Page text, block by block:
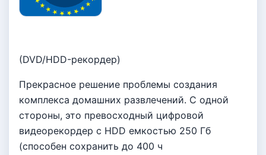
(DVD/HDD-рекордер)
Прекрасное решение проблемы создания
комплекса домашних развлечений. С одной
стороны, это превосходный цифровой
видеорекордер с HDD емкостью 250 Гб
(способен сохранить до 400 ч